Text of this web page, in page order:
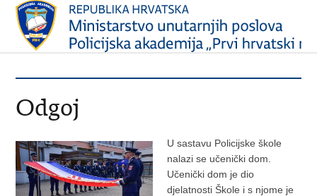
Odgoj
U sastavu Policijske škole
nalazi se učenički dom.
Učenički dom je dio
djelatnosti Škole i s njome je